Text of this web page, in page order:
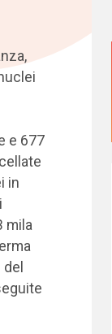
e 677
in
mila